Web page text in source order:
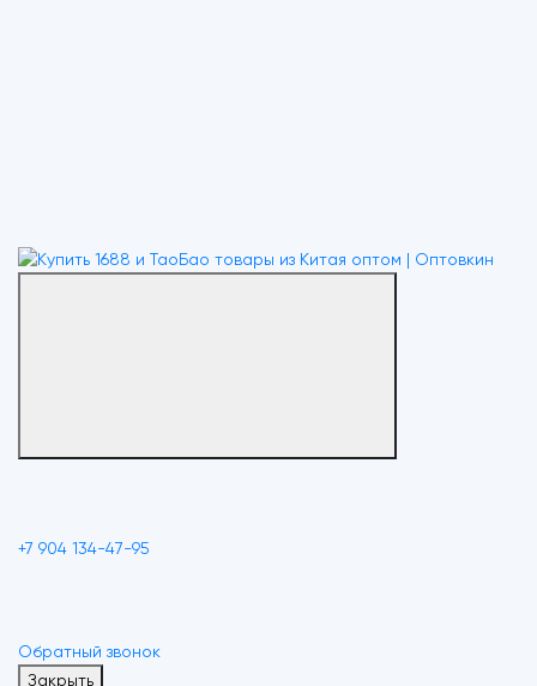
+7 904 134-47-95
Обратный звонок
Закрыть